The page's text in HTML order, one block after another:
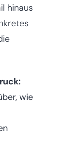
hinaus
wie